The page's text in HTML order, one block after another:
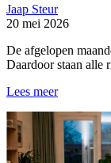
Jaap Steur
20 mei 2026
De afgelopen
Daardoor staan alle
Lees meer